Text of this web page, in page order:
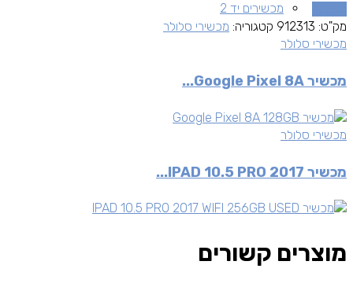
מכשירים יד 2
מק"ט: 912313 קטגוריה: מכשירי סלולר
מכשירי סלולר
מכשיר Google Pixel 8A...
מכשירי סלולר
מכשיר IPAD 10.5 PRO 2017...
מוצרים קשורים